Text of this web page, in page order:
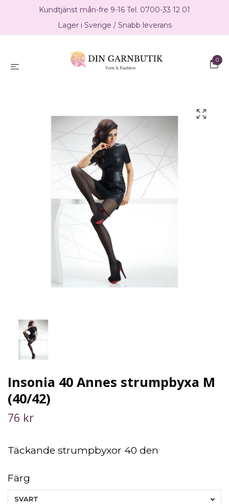
Kundtjänst mån-fre 9-16 Tel. 0700-33 12 01
Lager i Sverige / Snabb leverans
0
Insonia 40 Annes strumpbyxa M
(40/42)
76 kr
Täckande strumpbyxor 40 den
Färg
SVART